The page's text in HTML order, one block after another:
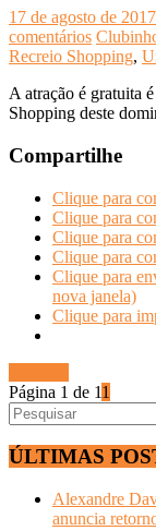
17 de agosto de 2017
comentários
Recreio Shopping,
A atração é gratuita
Shopping deste
Compartilhe
Clique para
Clique para
Clique para
Clique para
Clique para
nova janela)
Clique para
Página 1 de 11
ÚLTIMAS
Alexandre
anuncia